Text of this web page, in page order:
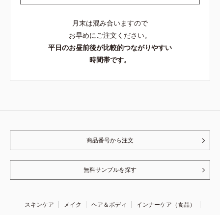
月末は混み合いますので
お早めにご注文ください。
平日のお昼前後が比較的つながりやすい
時間帯です。
商品番号から注文
無料サンプルを探す
スキンケア メイク ヘア＆ボディ
インナーケア（食品）